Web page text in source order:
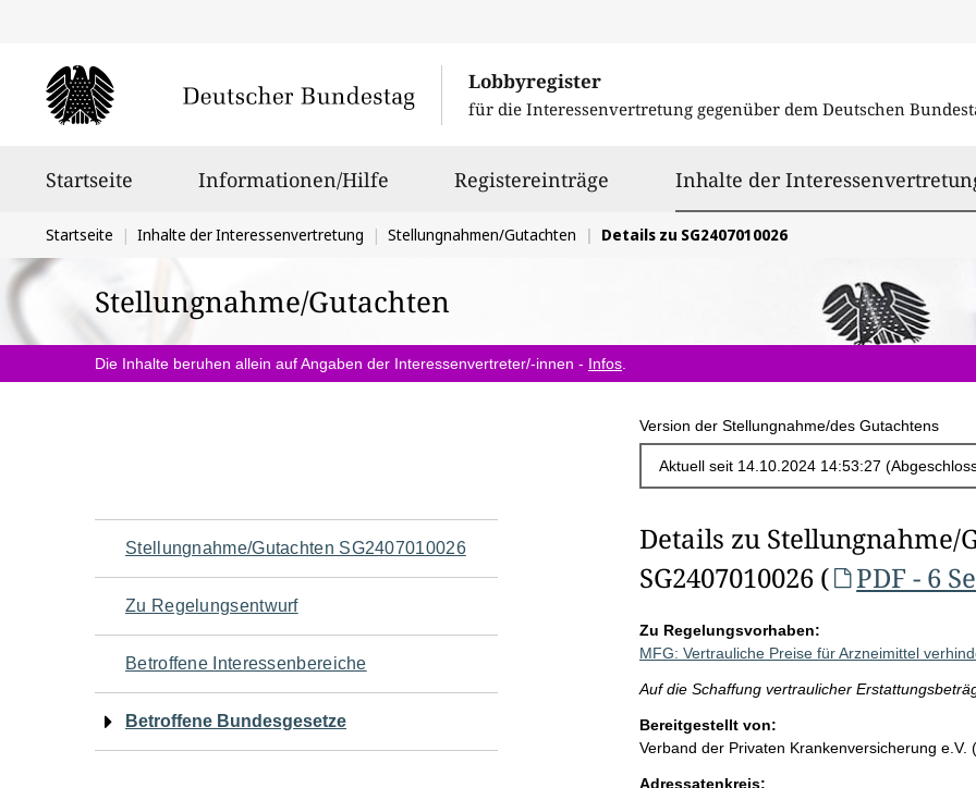
Lobbyregister
für die Interessenvertretung gegenüber dem Deutschen
Startseite Informationen/Hilfe Registereinträge Inhalte der
Sie
befinden
sich
hier:
Startseite Inhalte der Interessenvertretung Stellungnahmen/Gutachten Details zu SG2407010026
Stellungnahme/Gutachten
Die Inhalte beruhen allein auf Angaben der Interessenvertreter/-innen - Infos
Version der Stellungnahme/des Gutachtens
Navigation
für
den
Seiteninhalt
Stellungnahme/Gutachten SG2407010026
Zu Regelungsentwurf
Betroffene Interessenbereiche
Betroffene Bundesgesetze
Details zu Stellungnahme/
SG2407010026 (
PDF - 6
Zu Regelungsvorhaben:
MFG: Vertrauliche Preise für Arzneimittel
Auf die Schaffung vertraulicher
Bereitgestellt von:
Verband der Privaten Krankenversicherung
Adressatenkreis: